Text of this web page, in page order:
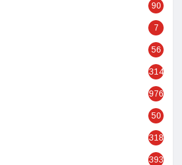
90
7
56
314
976
50
318
393